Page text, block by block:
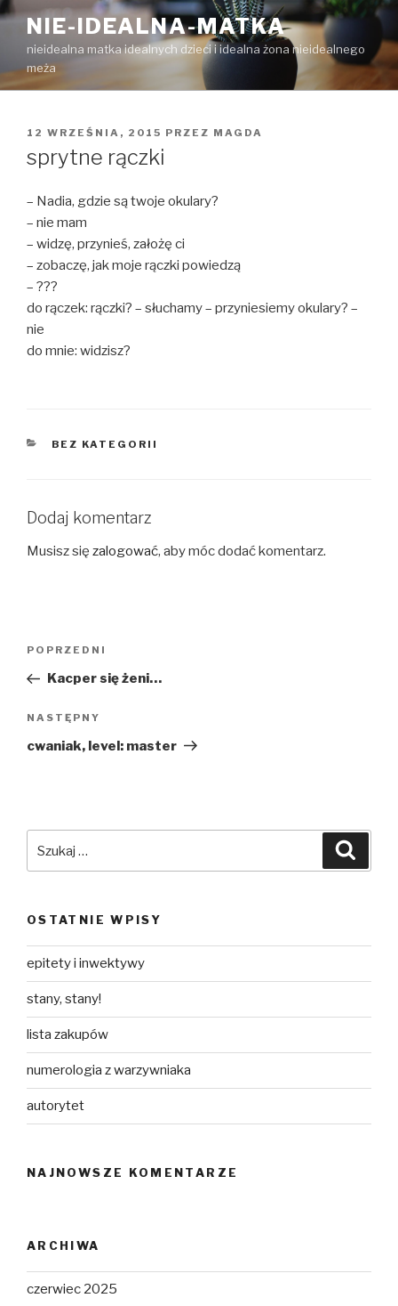
Przejdź
treści
NIE-IDEALNA-MATKA
nieidealna matka idealnych dzieci i idealna żona nieidealnego
meża
OPUBLIKOWANE
12 WRZEŚNIA, 2015 PRZEZ MAGDA
sprytne rączki
– Nadia, gdzie są twoje okulary?
– nie mam
– widzę, przynieś, założę ci
– zobaczę, jak moje rączki powiedzą
– ???
do rączek: rączki? – słuchamy – przyniesiemy okulary? –
nie
do mnie: widzisz?
KATEGORIE
BEZ KATEGORII
Dodaj komentarz
Musisz się zalogować, aby móc dodać komentarz.
Poprzedni
wpis
POPRZEDNI
Kacper się żeni…
Następny
wpis
NASTĘPNY
cwaniak, level: master
OSTATNIE WPISY
epitety i inwektywy
stany, stany!
lista zakupów
numerologia z warzywniaka
autorytet
NAJNOWSZE KOMENTARZE
ARCHIWA
czerwiec 2025